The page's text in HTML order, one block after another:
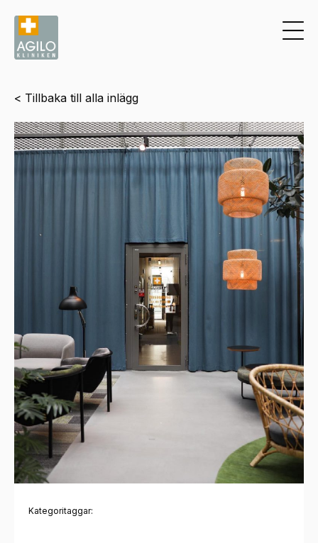
< Tillbaka till alla inlägg
Kategoritaggar: